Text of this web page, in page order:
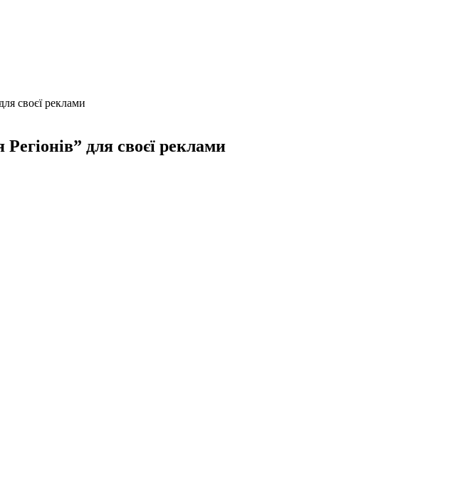
своєї реклами
для своєї реклами